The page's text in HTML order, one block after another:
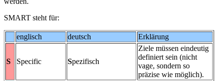
SMART steht für:
englisch deutsch Erklärung
S Specific Spezifisch
Ziele müssen eindeutig
definiert sein (nicht
vage, sondern so
präzise wie möglich).